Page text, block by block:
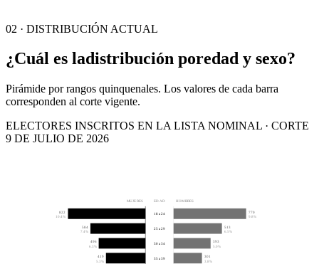
02 · DISTRIBUCIÓN ACTUAL
¿Cuál es ladistribución poredad y sexo?
Pirámide por rangos quinquenales. Los valores de cada barra
corresponden al corte vigente.
ELECTORES INSCRITOS EN LA LISTA NOMINAL · CORTE
9 DE JULIO DE 2026
MUJERES EDAD HOMBRES
822
10.4%
770
9.8%
18 a 24
584
7.4%
513
6.5%
25 a 29
496
6.3%
393
5.0%
30 a 34
419
5.3%
301
3.8%
35 a 39